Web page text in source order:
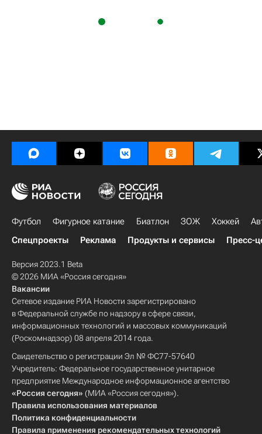
Футбол Фигурное катание Биатлон ЗОЖ Хоккей
Спецпроекты
Реклама Продукты и сервисы Пресс-
Версия 2023.1 Beta
© 2026 МИА «Россия сегодня»
Вакансии
Сетевое издание РИА Новости зарегистрировано
в Федеральной службе по надзору в сфере связи,
информационных технологий и массовых коммуникаций
(Роскомнадзор) 08 апреля 2014 года.
Свидетельство о регистрации Эл № ФС77-57640
Учредитель: Федеральное государственное унитарное
предприятие Международное информационное агентство
«Россия сегодня» (МИА «Россия сегодня»).
Правила использования материалов
Политика конфиденциальности
Правила применения рекомендательных технологий